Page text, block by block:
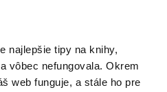
najlepšie tipy na knihy,
vôbec nefungovala. Okrem
web funguje, a stále ho pre